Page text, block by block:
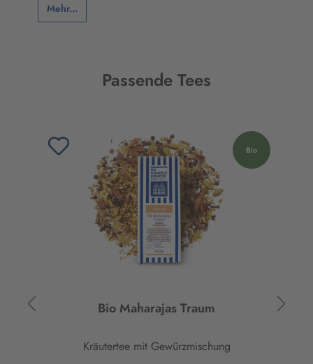
Mehr...
Passende Tees
Produktgalerie überspringen
Bio
Bio Maharajas Traum
Kräutertee mit Gewürzmischung